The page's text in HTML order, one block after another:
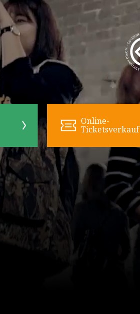
Online-
Ticketsverkauf